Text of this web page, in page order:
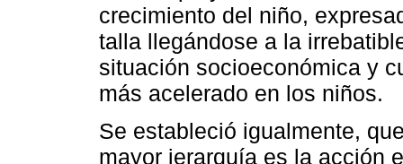
crecimiento del niño,
talla llegándose a la
situación socioeconómica y
más acelerado en los niños.
Se estableció igualmente,
mayor jerarquía es la acción